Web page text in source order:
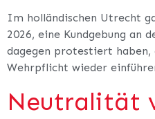
Im holländischen Utrecht
2026, eine Kundgebung an
dagegen protestiert haben,
Wehrpflicht wieder
Neutralität